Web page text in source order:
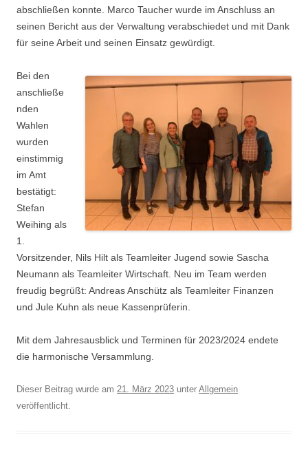
abschließen konnte. Marco Taucher wurde im Anschluss an
seinen Bericht aus der Verwaltung verabschiedet und mit Dank
für seine Arbeit und seinen Einsatz gewürdigt.
Bei den
anschließe
nden
Wahlen
wurden
einstimmig
im Amt
bestätigt:
Stefan
Weihing als
1.
Vorsitzender, Nils Hilt als Teamleiter Jugend sowie Sascha
Neumann als Teamleiter Wirtschaft. Neu im Team werden
freudig begrüßt: Andreas Anschütz als Teamleiter Finanzen
und Jule Kuhn als neue Kassenprüferin.
Mit dem Jahresausblick und Terminen für 2023/2024 endete
die harmonische Versammlung.
Dieser Beitrag wurde am 21. März 2023 unter Allgemein
veröffentlicht.